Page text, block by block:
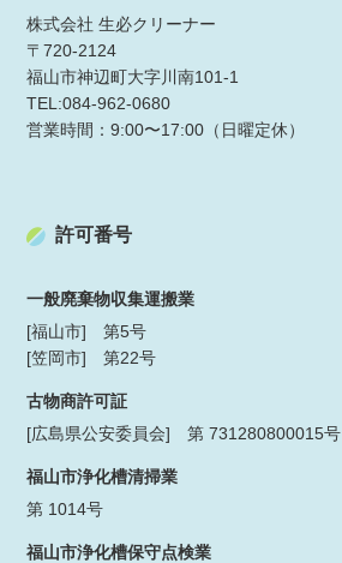
株式会社 生必クリーナー
〒720-2124
福山市神辺町大字川南101-1
TEL:084-962-0680
営業時間：9:00〜17:00（日曜定休）
許可番号
一般廃棄物収集運搬業
[福山市] 第5号
[笠岡市] 第22号
古物商許可証
[広島県公安委員会] 第 731280800015号
福山市浄化槽清掃業
第 1014号
福山市浄化槽保守点検業